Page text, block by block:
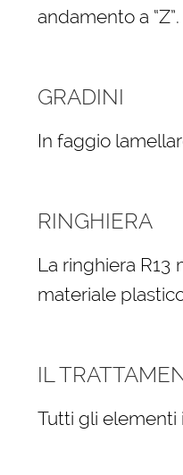
andamento a “Z”.
GRADINI
In faggio
RINGHIERA
La ringhiera
materiale
IL
Tutti gli elementi